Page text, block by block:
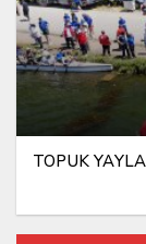
TOPUK